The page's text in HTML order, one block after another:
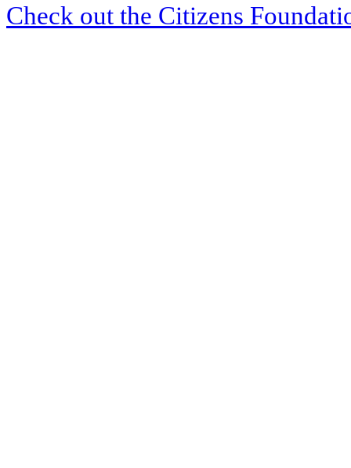
Check out the Citizens